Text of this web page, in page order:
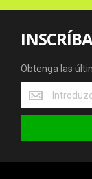
Obtenga las
Obtenga
las
últimas
y